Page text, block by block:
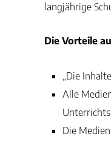
langjährige
Die Vorteile
„Die
Alle
Die